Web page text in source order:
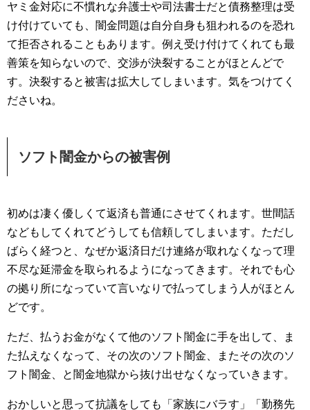
ヤミ金対応に不慣れな弁護士や司法書士だと債務整理は受
け付けていても、闇金問題は自分自身も狙われるのを恐れ
て拒否されることもあります。例え受け付けてくれても最
善策を知らないので、交渉が決裂することがほとんどで
す。決裂すると被害は拡大してしまいます。気をつけてく
ださいね。
ソフト闇金からの被害例
初めは凄く優しくて返済も普通にさせてくれます。世間話
などもしてくれてどうしても信頼してしまいます。ただし
ばらく経つと、なぜか返済日だけ連絡が取れなくなって理
不尽な延滞金を取られるようになってきます。それでも心
の拠り所になっていて言いなりで払ってしまう人がほとん
どです。
ただ、払うお金がなくて他のソフト闇金に手を出して、ま
た払えなくなって、その次のソフト闇金、またその次のソ
フト闇金、と闇金地獄から抜け出せなくなっていきます。
おかしいと思って抗議をしても「家族にバラす」「勤務先